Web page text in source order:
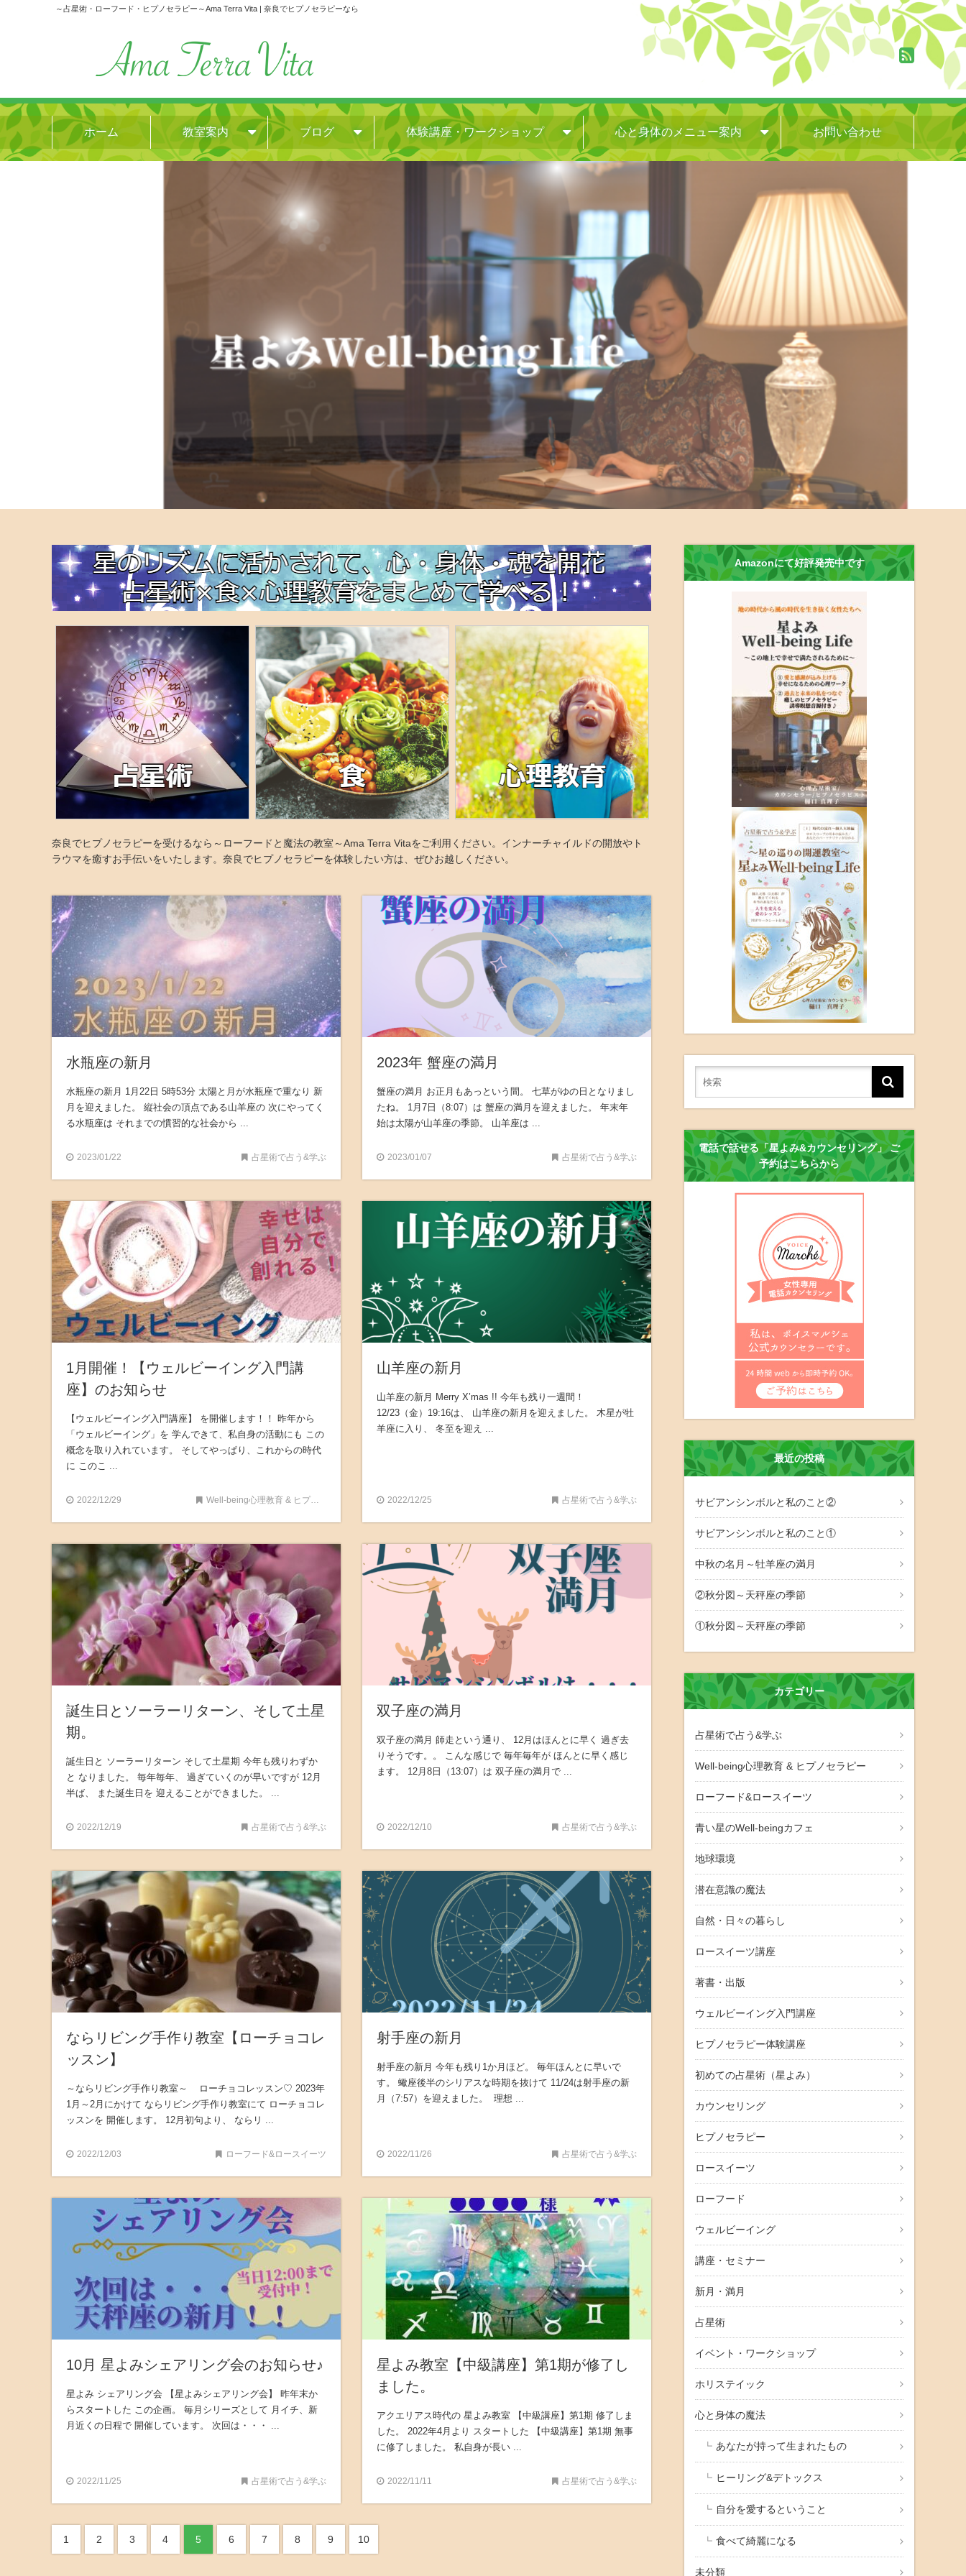
～占星術・ローフード・ヒプノセラピー～Ama Terra Vita | 奈良でヒプノセラピーなら
ホーム 教室案内 ブログ 体験講座・ワークショップ 心と身体のメニュー案内 お問い合わせ
奈良でヒプノセラピーを受けるなら～ローフードと魔法の教室～Ama Terra Vitaをご利用ください。インナーチャイルドの開放やト
ラウマを癒すお手伝いをいたします。奈良でヒプノセラピーを体験したい方は、ぜひお越しください。
水瓶座の新月
水瓶座の新月 1月22日 5時53分 太陽と月が水瓶座で重なり 新
月を迎えました。 縦社会の頂点である山羊座の 次にやってく
る水瓶座は それまでの慣習的な社会から ...
2023/01/22 占星術で占う&学ぶ
2023年 蟹座の満月
蟹座の満月 お正月もあっという間。 七草がゆの日となりまし
たね。 1月7日（8:07）は 蟹座の満月を迎えました。 年末年
始は太陽が山羊座の季節。 山羊座は ...
2023/01/07 占星術で占う&学ぶ
1月開催！【ウェルビーイング入門講
座】のお知らせ
【ウェルビーイング入門講座】 を開催します！！ 昨年から
「ウェルビーイング」を 学んできて、私自身の活動にも この
概念を取り入れています。 そしてやっぱり、これからの時代
に このこ ...
2022/12/29 Well-being心理教育 & ヒプノセラピー
山羊座の新月
山羊座の新月 Merry X’mas !! 今年も残り一週間！
12/23（金）19:16は、 山羊座の新月を迎えました。 木星が牡
羊座に入り、 冬至を迎え ...
2022/12/25 占星術で占う&学ぶ
誕生日とソーラーリターン、そして土星
期。
誕生日と ソーラーリターン そして土星期 今年も残りわずか
と なりました。 毎年毎年、 過ぎていくのが早いですが 12月
半ば、 また誕生日を 迎えることができました。 ...
2022/12/19 占星術で占う&学ぶ
双子座の満月
双子座の満月 師走という通り、 12月はほんとに早く 過ぎ去
りそうです。。 こんな感じで 毎年毎年が ほんとに早く感じ
ます。 12月8日（13:07）は 双子座の満月で ...
2022/12/10 占星術で占う&学ぶ
ならリビング手作り教室【ローチョコレ
ッスン】
～ならリビング手作り教室～ ローチョコレッスン♡ 2023年
1月～2月にかけて ならリビング手作り教室にて ローチョコレ
ッスンを 開催します。 12月初句より、 ならリ ...
2022/12/03 ローフード&ロースイーツ
射手座の新月
射手座の新月 今年も残り1か月ほど。 毎年ほんとに早いで
す。 蠍座後半のシリアスな時期を抜けて 11/24は射手座の新
月（7:57）を迎えました。 理想 ...
2022/11/26 占星術で占う&学ぶ
10月 星よみシェアリング会のお知らせ♪
星よみ シェアリング会 【星よみシェアリング会】 昨年末か
らスタートした この企画。 毎月シリーズとして 月イチ、新
月近くの日程で 開催しています。 次回は・・・ ...
2022/11/25 占星術で占う&学ぶ
星よみ教室【中級講座】第1期が修了し
ました。
アクエリアス時代の 星よみ教室 【中級講座】第1期 修了しま
した。 2022年4月より スタートした 【中級講座】第1期 無事
に修了しました。 私自身が長い ...
2022/11/11 占星術で占う&学ぶ
1 2 3 4 5 6 7 8 9 10
Amazonにて好評発売中です
電話で話せる「星よみ&カウンセリング」 ご
予約はこちらから
最近の投稿
サビアンシンボルと私のこと②
サビアンシンボルと私のこと①
中秋の名月～牡羊座の満月
②秋分図～天秤座の季節
①秋分図～天秤座の季節
カテゴリー
占星術で占う&学ぶ
Well-being心理教育 & ヒプノセラピー
ローフード&ロースイーツ
青い星のWell-beingカフェ
地球環境
潜在意識の魔法
自然・日々の暮らし
ロースイーツ講座
著書・出版
ウェルビーイング入門講座
ヒプノセラピー体験講座
初めての占星術（星よみ）
カウンセリング
ヒプノセラピー
ロースイーツ
ローフード
ウェルビーイング
講座・セミナー
新月・満月
占星術
イベント・ワークショップ
ホリステイック
心と身体の魔法
あなたが持って生まれたもの
ヒーリング&デトックス
自分を愛するということ
食べて綺麗になる
未分類